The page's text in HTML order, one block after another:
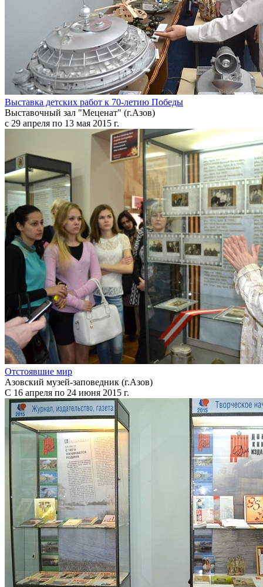
Выставка детских работ к 70-летию Победы
Выставочный зал "Меценат" (г.Азов)
с 29 апреля по 13 мая 2015 г.
Отстоявшие мир
Азовский музей-заповедник (г.Азов)
С 16 апреля по 24 июня 2015 г.